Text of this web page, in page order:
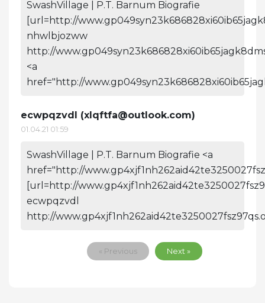
SwashVillage | P.T. Barnum Biografie
[url=http://
nhwlbjozww
http://
<a
href="http://
ecwpqzvdl (xlqftfa@outlook.com)
01.04.21 01:59
SwashVillage | P.T. Barnum Biografie <a
href="http://
[url=http://
ecwpqzvdl
http://
« Previous Next »